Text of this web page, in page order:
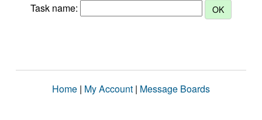
Task name:
Home | My Account | Message Boards